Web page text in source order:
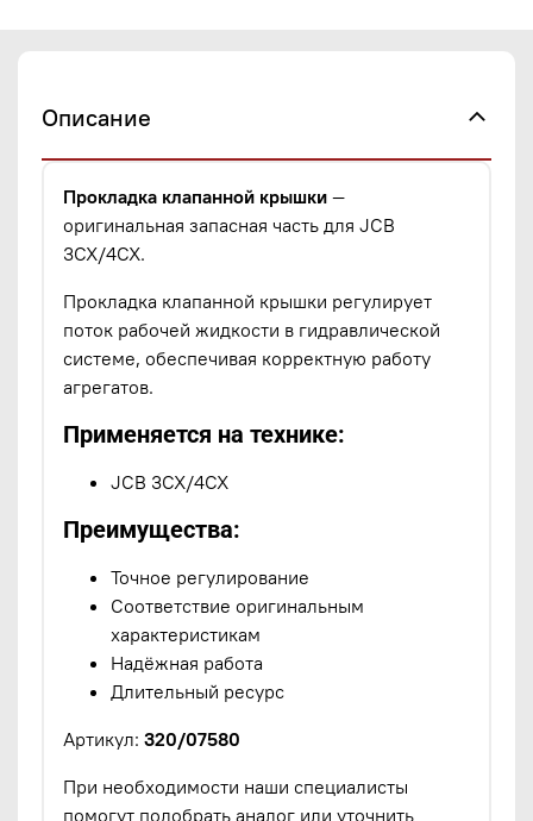
Описание
Прокладка клапанной крышки —
оригинальная запасная часть для JCB
3CX/4CX.
Прокладка клапанной крышки регулирует
поток рабочей жидкости в гидравлической
системе, обеспечивая корректную работу
агрегатов.
Применяется на технике:
JCB 3CX/4CX
Преимущества:
Точное регулирование
Соответствие оригинальным
характеристикам
Надёжная работа
Длительный ресурс
Артикул: 320/07580
При необходимости наши специалисты
помогут подобрать аналог или уточнить